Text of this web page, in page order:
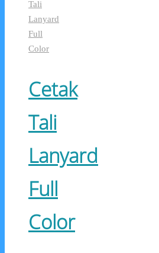
Tali
Lanyard
Full
Color
Cetak
Tali
Lanyard
Full
Color